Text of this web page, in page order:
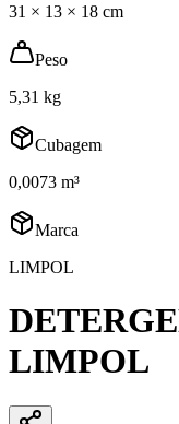
31 × 13 × 18 cm
Peso
5,31 kg
Cubagem
0,0073 m³
Marca
LIMPOL
LIMPOL